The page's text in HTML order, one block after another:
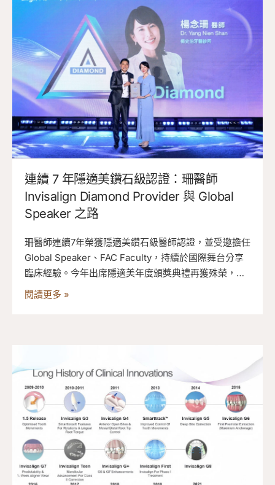
連續 7 年隱適美鑽石級認證：珊醫師
Invisalign Diamond Provider 與 Global
Speaker 之路
珊醫師連續7年榮獲隱適美鑽石級醫師認證，並受邀擔任
Global Speaker、FAC Faculty，持續於國際舞台分享
臨床經驗。今年出席隱適美年度頒獎典禮再獲殊榮，參
與Sandra Tai演講交流，並感謝團隊夥伴與家人，期許
閱讀更多 »